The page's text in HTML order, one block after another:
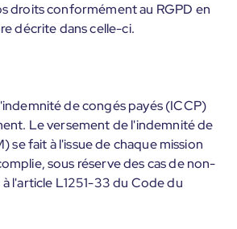
droits conformément au RGPD en
décrite dans celle-ci.
de congés payés (ICCP)
Le versement de l'indemnité de
se fait à l'issue de chaque mission
sous réserve des cas de non-
l'article L1251-33 du Code du